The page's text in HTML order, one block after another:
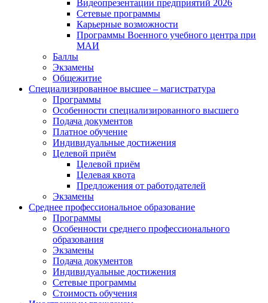
Видеопрезентации предприятий 2026
Сетевые программы
Карьерные возможности
Программы Военного учебного центра при
МАИ
Баллы
Экзамены
Общежитие
Специализированное высшее – магистратура
Программы
Особенности специализированного высшего
Подача документов
Платное обучение
Индивидуальные достижения
Целевой приём
Целевой приём
Целевая квота
Предложения от работодателей
Экзамены
Среднее профессиональное образование
Программы
Особенности среднего профессионального
образования
Экзамены
Подача документов
Индивидуальные достижения
Сетевые программы
Стоимость обучения